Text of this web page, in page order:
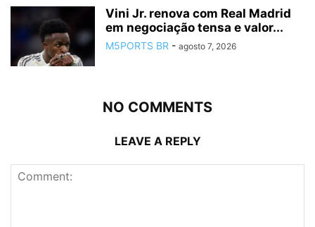
Vini Jr. renova com Real Madrid
em negociação tensa e valor...
M5PORTS BR - agosto 7, 2026
NO COMMENTS
LEAVE A REPLY